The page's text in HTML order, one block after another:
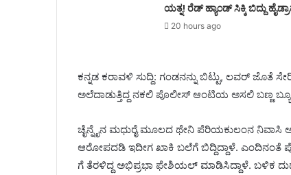
ಯತ್ನ! ರೆಡ್ ಹ್ಯಾಂಡ್ ಸಿಕ್ಕಿ ಬಿದ್ದು
20 hours ago
ಕನ್ನಡ ಕರಾವಳಿ ಸುದ್ದಿ: ಗಂಡನನ್ನು ಬಿಟ್ಟು, ಲವರ್ ಜೊತೆ
ಅಲೆದಾಡುತ್ತಿದ್ದ ನಕಲಿ ಪೊಲೀಸ್ ಆಂಟಿಯ ಅಸಲಿ ಬಣ್ಣ
ಚೈನ್ನೈನ ಮಧುರೈ ಮೂಲದ ಥೇನಿ ಪೆರಿಯಕುಲಂನ
ಆರೋಪದಡಿ ಇದೀಗ ಖಾಕಿ ಬಲೆಗೆ ಬಿದ್ದಿದ್ದಾಳೆ. ಎಂದಿನಂತೆ
ಗೆ ತೆರಳಿದ್ದ ಅಭಿಪ್ರಭಾ ಫೇಶಿಯಲ್ ಮಾಡಿಸಿದ್ದಾಳೆ. ಬಳಿಕ